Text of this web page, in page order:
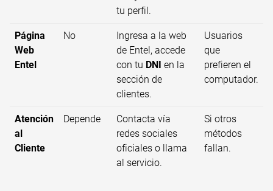
tu perfil.
Página
Web
Entel
No
Ingresa a la web
de Entel, accede
con tu DNI en la
sección de
clientes.
Usuarios
que
prefieren el
computador.
Atención
al
Cliente
Depende
Contacta vía
redes sociales
oficiales o llama
al servicio.
Si otros
métodos
fallan.